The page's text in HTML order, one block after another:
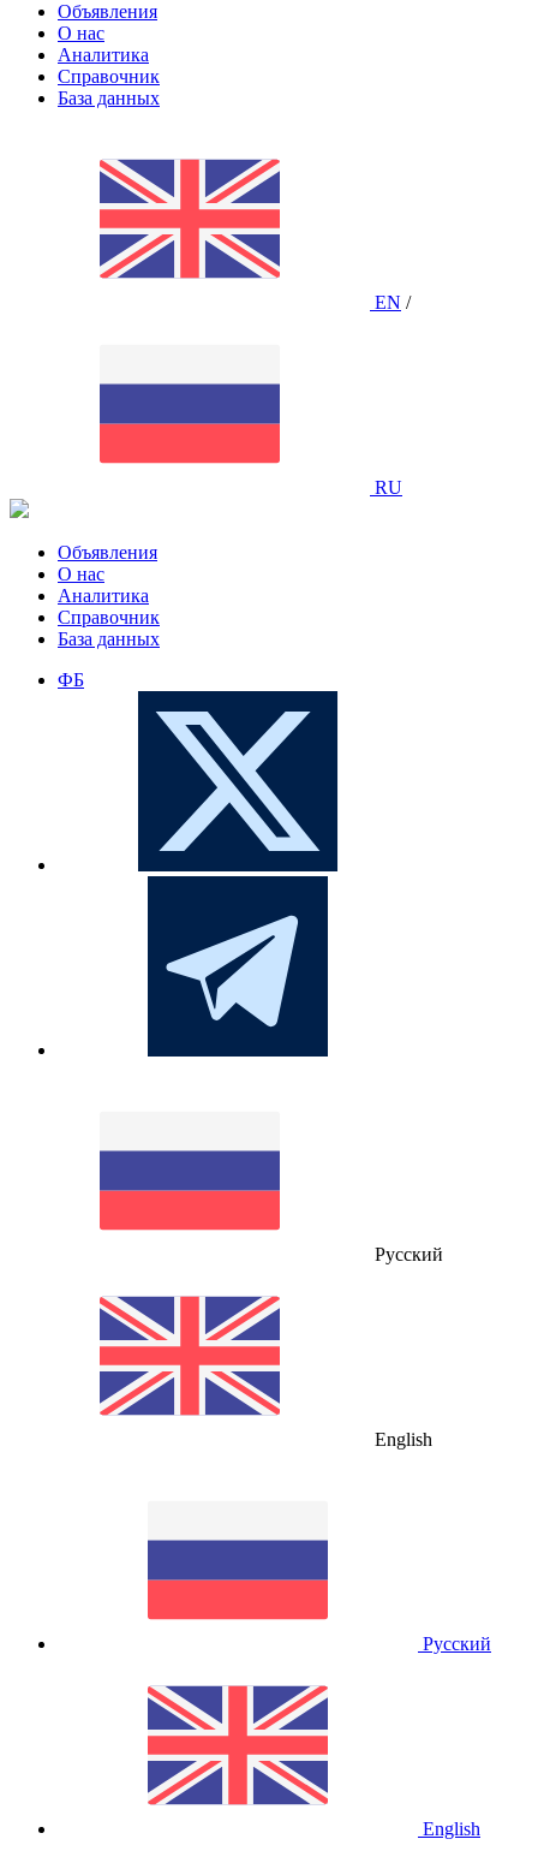
Объявления
О нас
Аналитика
Справочник
База данных
EN /
RU
Объявления
О нас
Аналитика
Справочник
База данных
ФБ
Русский
English
Русский
English